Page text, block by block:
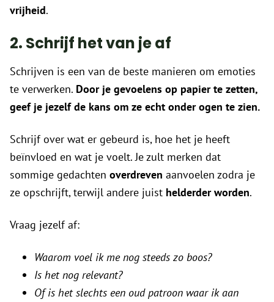
vrijheid.
2. Schrijf het van je af
Schrijven is een van de beste manieren om emoties
te verwerken. Door je gevoelens op papier te zetten,
geef je jezelf de kans om ze echt onder ogen te zien.
Schrijf over wat er gebeurd is, hoe het je heeft
beïnvloed en wat je voelt. Je zult merken dat
sommige gedachten overdreven aanvoelen zodra je
ze opschrijft, terwijl andere juist helderder worden.
Vraag jezelf af:
Waarom voel ik me nog steeds zo boos?
Is het nog relevant?
Of is het slechts een oud patroon waar ik aan